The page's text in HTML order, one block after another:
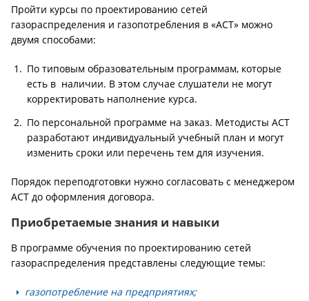
Пройти курсы по проектированию сетей
газораспределения и газопотребления в «АСТ» можно
двумя способами:
По типовым образовательным программам, которые
есть в наличии. В этом случае слушатели не могут
корректировать наполнение курса.
По персональной программе на заказ. Методисты АСТ
разработают индивидуальный учебный план и могут
изменить сроки или перечень тем для изучения.
Порядок переподготовки нужно согласовать с менеджером
АСТ до оформления договора.
Приобретаемые знания и навыки
В программе обучения по проектированию сетей
газораспределения представлены следующие темы:
газопотребление на предприятиях;